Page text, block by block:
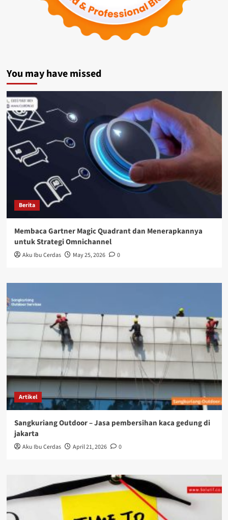
You may have missed
Berita
Membaca Gartner Magic Quadrant dan Menerapkannya
untuk Strategi Omnichannel
Aku Ibu Cerdas May 25, 2026 0
Artikel
Sangkuriang Outdoor – Jasa pembersihan kaca gedung di
jakarta
Aku Ibu Cerdas April 21, 2026 0